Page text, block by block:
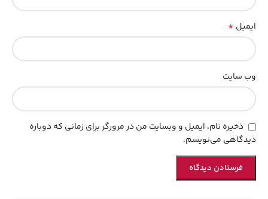
ایمیل *
وب‌ سایت
ذخیره نام، ایمیل و وبسایت من در مرورگر برای زمانی که دوباره
دیدگاهی می‌نویسم.